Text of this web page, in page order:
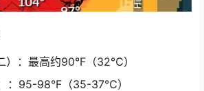
）：最高约90°F（32℃）
：95-98°F（35-37℃）